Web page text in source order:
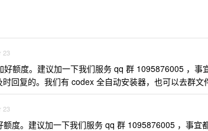
23
好额度。建议加一下我们服务 qq 群 1095876005 ，事
回复的。我们有 codex 全自动安装器，也可以去群文
23
额度。建议加一下我们服务 qq 群 1095876005 ，事宜